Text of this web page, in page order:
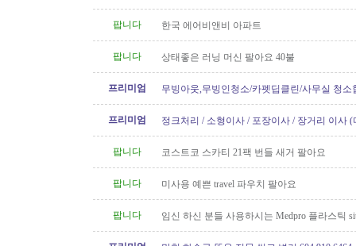
팝니다 한국 에어비앤비 아파트
팝니다 상태좋은 러닝 머신 팔아요 40불
프리미엄 무빙아웃,무빙인청소/카펫딥클린/사무실 청소
프리미엄 정크처리 / 소형이사 / 포장이사 / 장거리 이사 (
팝니다 코스트코 스카티 21팩 번들 새거 팔아요
팝니다 미사용 예쁜 travel 파우치 팔아요
팝니다
임신 하신 분들 사용하시는 Medpro 플라스틱